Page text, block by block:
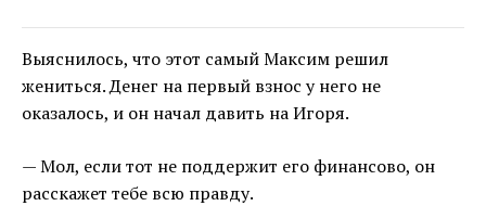
Выяснилось, что этот самый Максим решил
жениться. Денег на первый взнос у него не
оказалось, и он начал давить на Игоря.
— Мол, если тот не поддержит его финансово, он
расскажет тебе всю правду.